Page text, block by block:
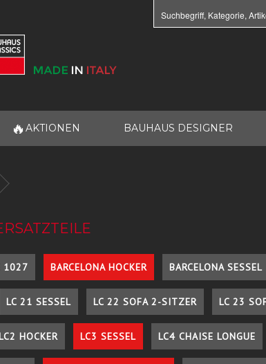
🔥 AKTIONEN BAUHAUS DESIGNER
1027 BARCELONA HOCKER BARCELONA SESSEL
LC 21 SESSEL LC 22 SOFA 2-SITZER LC 23
LC2 HOCKER LC3 SESSEL LC4 CHAISE LONGUE